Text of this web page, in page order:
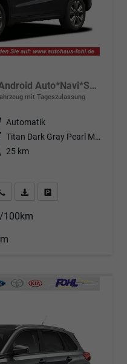
GL+ Comfort 1.4 MHEV AT Android Auto*Navi*SHZ*ACC*Kamera*Klimauto*LED*PrivacyGlas
mit Tageszulassung
Automatik
Titan Dark Gray Pearl Metallic (ZZZ)
25 km
Angebot anfordern
Fahrzeugexpose (PDF)
100km